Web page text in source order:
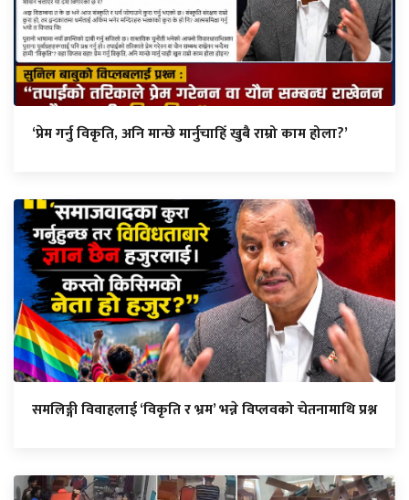
‘प्रेम गर्नु विकृति, अनि मान्छे मार्नुचाहिँ खुबै राम्रो काम होला?’
समलिङ्गी विवाहलाई ‘विकृति र भ्रम’ भन्ने विप्लवको चेतनामाथि प्रश्न